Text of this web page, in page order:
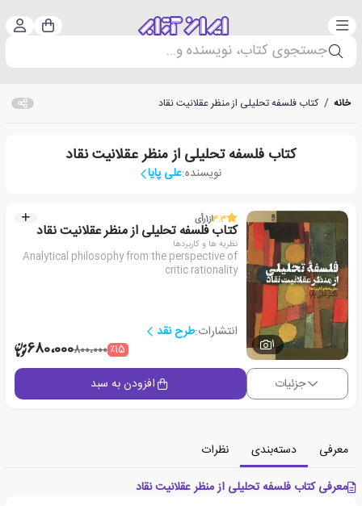
دسته‌بندی سبد
جستجوی کتاب، نویسنده و...
خانه / کتاب فلسفه تحلیلی از منظر عقلانیت نقاد
کتاب فلسفه تحلیلی از منظر عقلانیت نقاد
نویسنده:علی پایا
1
3.3از1رأی
کتاب فلسفه تحلیلی از منظر عقلانیت نقاد
نظریه ها و کاربردها
Analytical philosophy from the perspective of
critic rationality
انتشارات:طرح نقد
٪15800،000680،000
جزئیات افزودن به سبد
معرفی دسته‌بندی
نظرات
معرفی کتاب فلسفه تحلیلی از منظر عقلانیت نقاد